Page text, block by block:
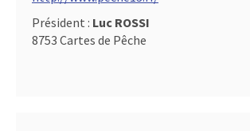
Président : Luc ROSSI
8753 Cartes de Pêche